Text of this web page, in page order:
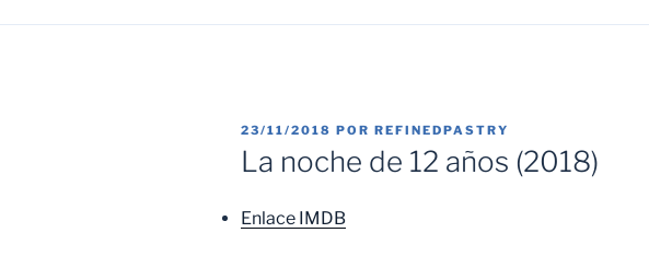
PUBLICADO
EL
23/11/2018 POR REFINEDPASTRY
La noche de 12 años (2018)
Enlace IMDB